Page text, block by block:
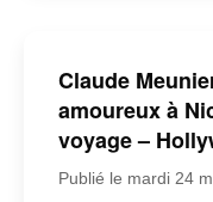
Claude
amoureux à
voyage –
Publié le mardi 24